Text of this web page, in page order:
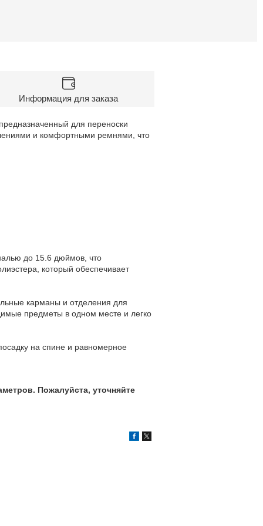
Информация для заказа
для переноски
и комфортными ремнями, что
до 15.6 дюймов, что
который обеспечивает
карманы и отделения для
предметы в одном месте и легко
на спине и равномерное
Пожалуйста, уточняйте